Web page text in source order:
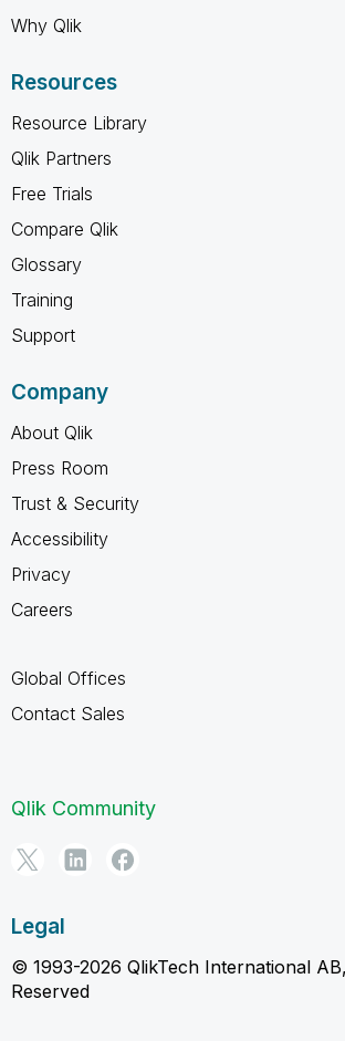
Why Qlik
Resources
Resource Library
Qlik Partners
Free Trials
Compare Qlik
Glossary
Training
Support
Company
About Qlik
Press Room
Trust & Security
Accessibility
Privacy
Careers
Global Offices
Contact Sales
Qlik Community
Legal
© 1993-2026 QlikTech International
Reserved